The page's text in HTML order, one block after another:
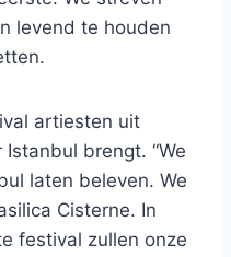
levend te houden
artiesten uit
brengt. “We
laten beleven. We
Cisterne. In
festival zullen onze